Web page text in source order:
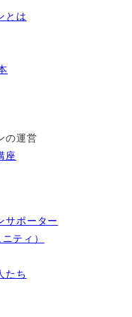
とは
の運営
座
サポーター
ティ）
たち